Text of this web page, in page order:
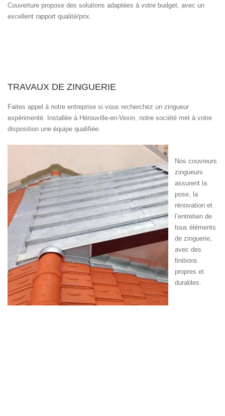
Couverture propose des solutions adaptées à votre budget, avec un
excellent rapport qualité/prix.
TRAVAUX DE ZINGUERIE
Faites appel à notre entreprise si vous recherchez un zingueur
expérimenté. Installée à Hérouville-en-Vexin, notre société met à votre
disposition une équipe qualifiée.
Nos couvreurs
zingueurs
assurent la
pose, la
rénovation et
l’entretien de
tous éléments
de zinguerie,
avec des
finitions
propres et
durables.